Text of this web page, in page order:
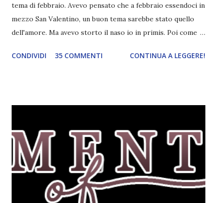
tema di febbraio. Avevo pensato che a febbraio essendoci in
mezzo San Valentino, un buon tema sarebbe stato quello
dell'amore. Ma avevo storto il naso io in primis. Poi come
più difficili e fare decidere a voi lettori tra storie d'amore
Dunque qual è questo tema, vi starete chiedendo. Il tema di
febbraio è libri ispirati alle favole! Che ve ne pare? Io avrei
un po' di titoli in wishlist ^^ Non avendo letto nessun libro
ispirato alle favole (D:), tutte voi lasciate solo un titolo e
poi a random ne sceglierò tre! Aggiornerò il post, oppure
CONDIVIDI 35 COMMENTI CONTINUA A LEGGERE!